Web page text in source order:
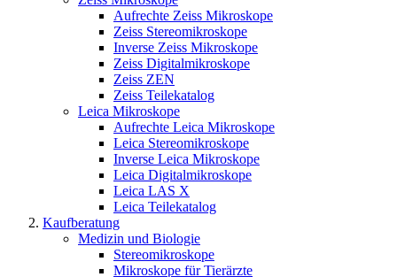
Aufrechte Zeiss Mikroskope
Zeiss Stereomikroskope
Inverse Zeiss Mikroskope
Zeiss Digitalmikroskope
Zeiss ZEN
Zeiss Teilekatalog
Leica Mikroskope
Aufrechte Leica Mikroskope
Leica Stereomikroskope
Inverse Leica Mikroskope
Leica Digitalmikroskope
Leica LAS X
Leica Teilekatalog
Kaufberatung
Medizin und Biologie
Stereomikroskope
Mikroskope für Tierärzte